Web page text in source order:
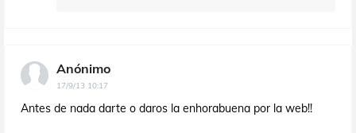
Anónimo
17/9/13 10:17
Antes de nada darte o daros la enhorabuena por la web!!